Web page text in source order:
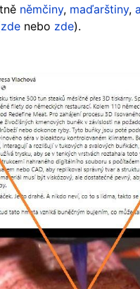
němčiny, maďarštiny,
zde nebo zde).